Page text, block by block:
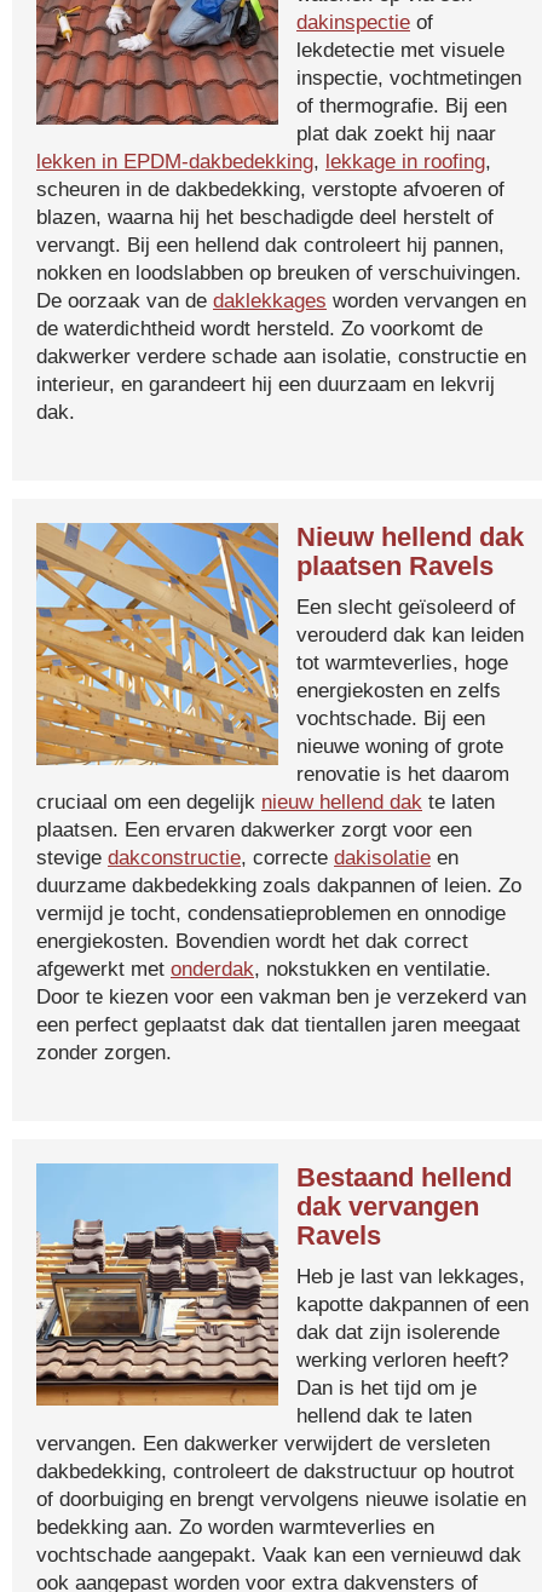
dakinspectie of
lekdetectie met visuele
inspectie, vochtmetingen
of thermografie. Bij een
plat dak zoekt hij naar
lekken in EPDM-dakbedekking, lekkage in roofing,
scheuren in de dakbedekking, verstopte afvoeren of
blazen, waarna hij het beschadigde deel herstelt of
vervangt. Bij een hellend dak controleert hij pannen,
nokken en loodslabben op breuken of verschuivingen.
De oorzaak van de daklekkages worden vervangen en
de waterdichtheid wordt hersteld. Zo voorkomt de
dakwerker verdere schade aan isolatie, constructie en
interieur, en garandeert hij een duurzaam en lekvrij
dak.
Nieuw hellend dak
plaatsen Ravels
Een slecht geïsoleerd of
verouderd dak kan leiden
tot warmteverlies, hoge
energiekosten en zelfs
vochtschade. Bij een
nieuwe woning of grote
renovatie is het daarom
cruciaal om een degelijk nieuw hellend dak te laten
plaatsen. Een ervaren dakwerker zorgt voor een
stevige dakconstructie, correcte dakisolatie en
duurzame dakbedekking zoals dakpannen of leien. Zo
vermijd je tocht, condensatieproblemen en onnodige
energiekosten. Bovendien wordt het dak correct
afgewerkt met onderdak, nokstukken en ventilatie.
Door te kiezen voor een vakman ben je verzekerd van
een perfect geplaatst dak dat tientallen jaren meegaat
zonder zorgen.
Bestaand hellend
dak vervangen
Ravels
Heb je last van lekkages,
kapotte dakpannen of een
dak dat zijn isolerende
werking verloren heeft?
Dan is het tijd om je
hellend dak te laten
vervangen. Een dakwerker verwijdert de versleten
dakbedekking, controleert de dakstructuur op houtrot
of doorbuiging en brengt vervolgens nieuwe isolatie en
bedekking aan. Zo worden warmteverlies en
vochtschade aangepakt. Vaak kan een vernieuwd dak
ook aangepast worden voor extra dakvensters of